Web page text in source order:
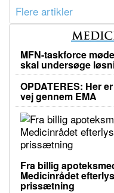
Flere artikler
MFN-taskforce
skal undersøge
OPDATERES: Her
vej gennem EMA
Fra billig
Medicinrådet
prissætning